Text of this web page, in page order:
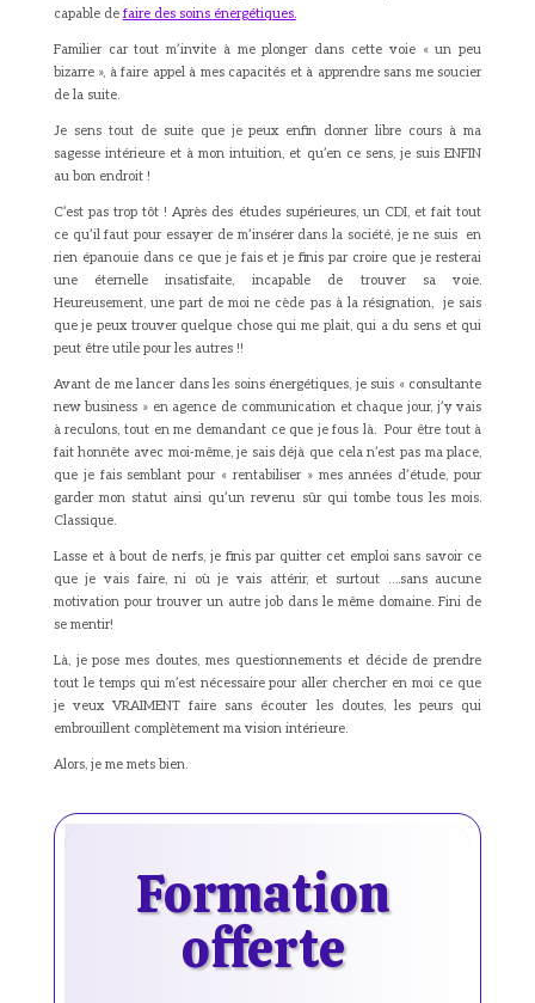
capable de faire des soins énergétiques.
Familier car tout m’invite à me plonger dans cette voie « un peu
bizarre », à faire appel à mes capacités et à apprendre sans me soucier
de la suite.
Je sens tout de suite que je peux enfin donner libre cours à ma
sagesse intérieure et à mon intuition, et qu’en ce sens, je suis ENFIN
au bon endroit !
C’est pas trop tôt ! Après des études supérieures, un CDI, et fait tout
ce qu’il faut pour essayer de m’insérer dans la société, je ne suis en
rien épanouie dans ce que je fais et je finis par croire que je resterai
une éternelle insatisfaite, incapable de trouver sa voie.
Heureusement, une part de moi ne cède pas à la résignation, je sais
que je peux trouver quelque chose qui me plait, qui a du sens et qui
peut être utile pour les autres !!
Avant de me lancer dans les soins énergétiques, je suis « consultante
new business » en agence de communication et chaque jour, j’y vais
à reculons, tout en me demandant ce que je fous là. Pour être tout à
fait honnête avec moi-même, je sais déjà que cela n’est pas ma place,
que je fais semblant pour « rentabiliser » mes années d’étude, pour
garder mon statut ainsi qu’un revenu sûr qui tombe tous les mois.
Classique.
Lasse et à bout de nerfs, je finis par quitter cet emploi sans savoir ce
que je vais faire, ni où je vais attérir, et surtout ….sans aucune
motivation pour trouver un autre job dans le même domaine. Fini de
se mentir!
Là, je pose mes doutes, mes questionnements et décide de prendre
tout le temps qui m’est nécessaire pour aller chercher en moi ce que
je veux VRAIMENT faire sans écouter les doutes, les peurs qui
embrouillent complètement ma vision intérieure.
Alors, je me mets bien.
Formation
offerte